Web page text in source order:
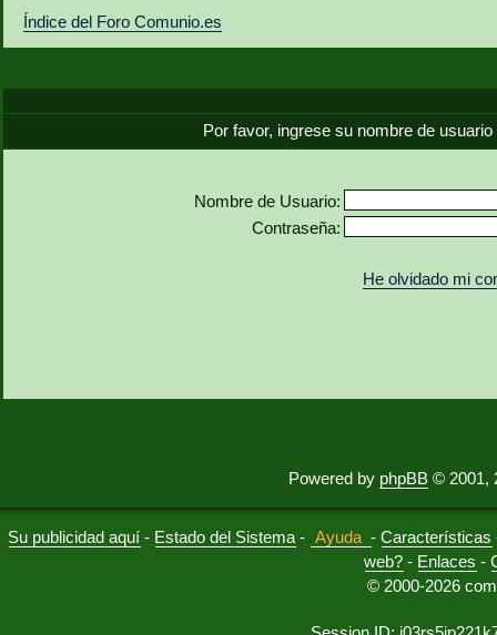
Índice del Foro Comunio.es
Por favor, ingrese su nombre de
Nombre de Usuario:
Contraseña:
He olvidado mi
Powered by phpBB © 2001,
Su publicidad aquí - Estado del Sistema - Ayuda -Características
web? - Enlaces -
© 2000-2026